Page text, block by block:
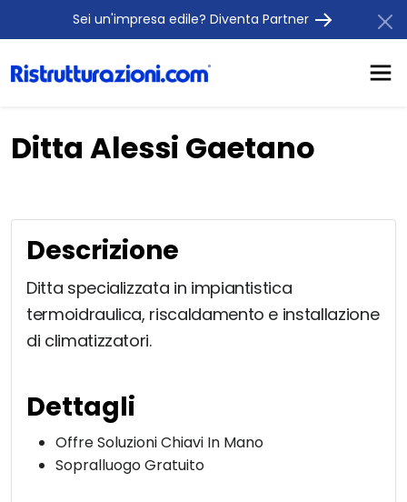
Sei un'impresa edile? Diventa Partner
Ditta Alessi Gaetano
Descrizione
Ditta specializzata in impiantistica
termoidraulica, riscaldamento e installazione
di climatizzatori.
Dettagli
Offre Soluzioni Chiavi In Mano
Sopralluogo Gratuito